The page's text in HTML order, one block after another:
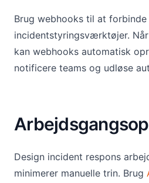
Brug webhooks til at
incidentstyringsværktøjer.
kan webhooks automatisk
notificere teams og udløse
Design incident respons
minimerer manuelle trin. Brug